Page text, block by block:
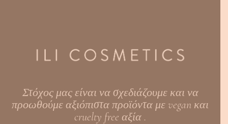
Στόχος μας είναι να σχεδιάζουμε και να
προωθούμε αξιόπιστα προϊόντα με vegan και
cruelty free αξία .